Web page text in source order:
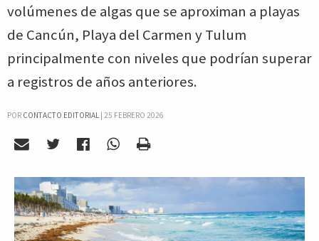
volúmenes de algas que se aproximan a playas
de Cancún, Playa del Carmen y Tulum
principalmente con niveles que podrían superar
a registros de años anteriores.
POR CONTACTO EDITORIAL| 25 FEBRERO 2026